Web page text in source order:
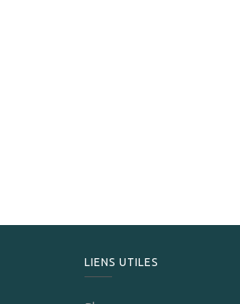
LIENS UTILES